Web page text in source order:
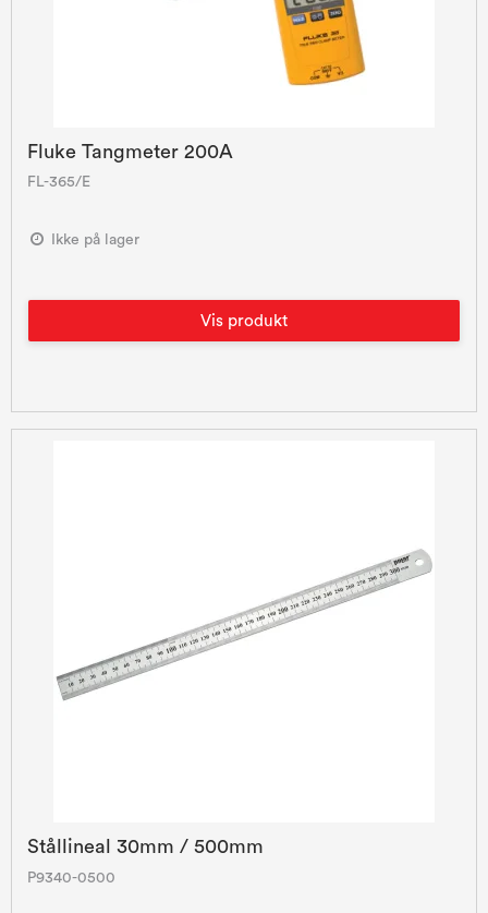
Fluke Tangmeter 200A
FL-365/E
Ikke på lager
Vis produkt
Stållineal 30mm / 500mm
P9340-0500